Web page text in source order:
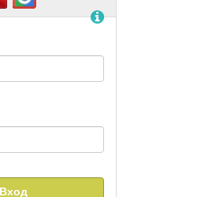
Помощь